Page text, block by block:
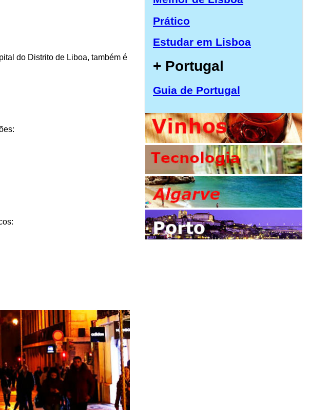
do Distrito de Liboa, também é
Prático
Estudar em Lisboa
+ Portugal
Guia de Portugal